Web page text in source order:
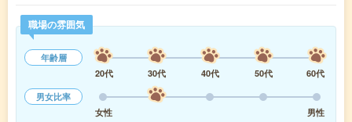
職場の雰囲気
年齢層
20代
30代 40代 50代
60代
男女比率
女性
男性